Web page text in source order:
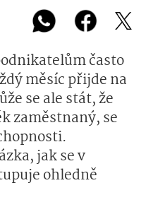
často
měsíc přijde na
se ale stát, že
zaměstnaný, se
jak se v
ohledně